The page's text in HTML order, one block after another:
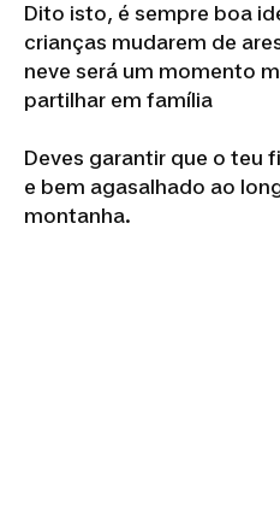
Dito isto, é sempre boa
crianças mudarem de
neve será um momento
partilhar em família
Deves garantir que o teu
e bem agasalhado ao
montanha.